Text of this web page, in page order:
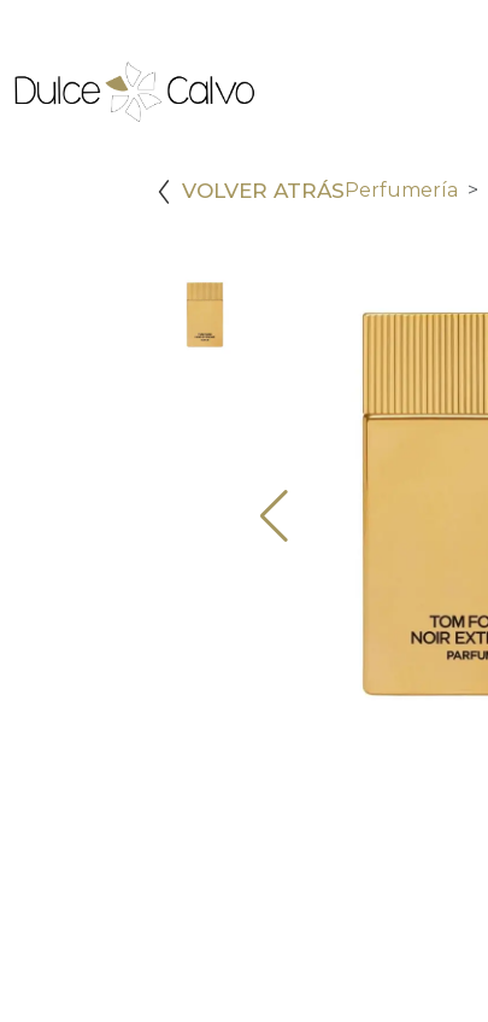
VOLVER ATRÁSPerfumería